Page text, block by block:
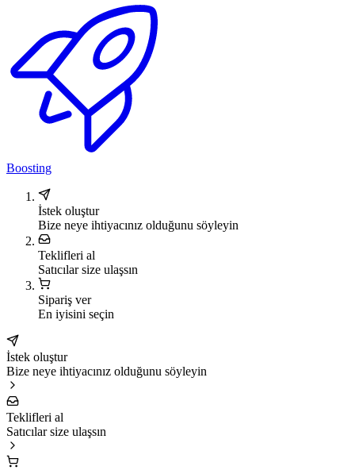
Boosting
İstek oluştur
Bize neye ihtiyacınız olduğunu söyleyin
Teklifleri al
Satıcılar size ulaşsın
Sipariş ver
En iyisini seçin
İstek oluştur
Bize neye ihtiyacınız olduğunu söyleyin
Teklifleri al
Satıcılar size ulaşsın